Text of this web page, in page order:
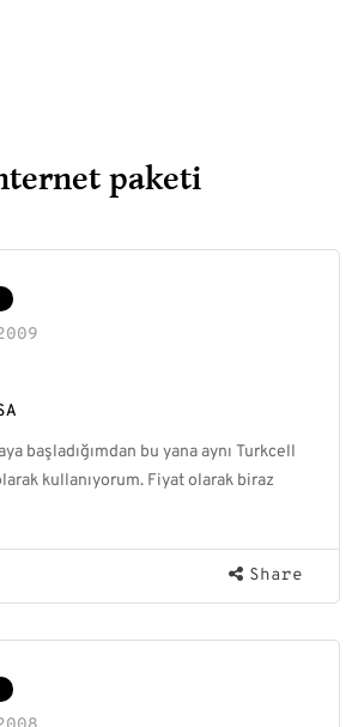
paketi
başladığımdan bu yana aynı Turkcell
kullanıyorum. Fiyat olarak biraz
Share